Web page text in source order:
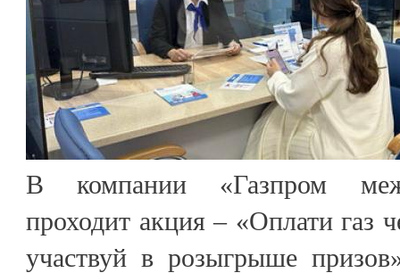
В компании «Газпром
проходит акция – «Оплати газ
участвуй в розыгрыше